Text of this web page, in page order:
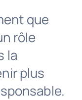
que
rôle
la
plus